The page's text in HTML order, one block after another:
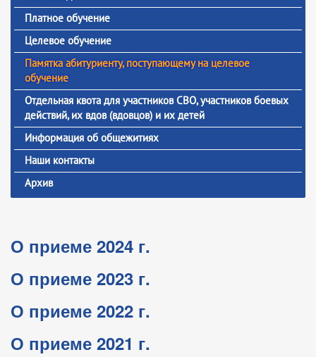
Платное обучение
Целевое обучение
Памятка абитуриенту, поступающему на целевое
обучение
Отдельная квота для участников СВО, участников боевых
действий, их вдов (вдовцов) и их детей
Информация об общежитиях
Наши контакты
Архив
О приеме 2024 г.
О приеме 2023 г.
О приеме 2022 г.
О приеме 2021 г.